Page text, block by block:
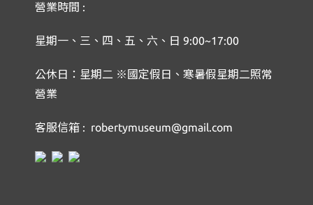
營業時間 :
星期一、三、四、五、六、日 9:00~17:00
公休日：星期二 ※國定假日、寒暑假星期二照常
營業
客服信箱 : robertymuseum@gmail.com